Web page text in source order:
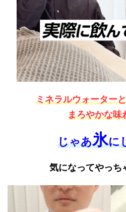
ミネラルウォーター
まろやかな味
じゃあ氷に
気になってやっち